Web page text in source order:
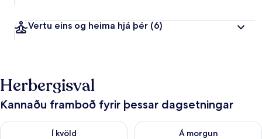
Vertu eins og heima hjá þér (6)
Herbergisval
Kannaðu framboð fyrir þessar dagsetningar
Í kvöld
Athuga framboð í kvöld ágú. 7 - ágú. 8
Á morgun
Athuga framboð á morgun